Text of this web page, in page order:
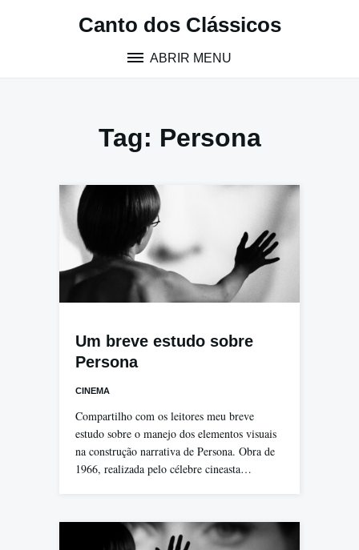
Canto dos Clássicos
ABRIR MENU
Tag: Persona
Um breve estudo sobre
Persona
CINEMA
Compartilho com os leitores meu breve
estudo sobre o manejo dos elementos visuais
na construção narrativa de Persona. Obra de
1966, realizada pelo célebre cineasta…